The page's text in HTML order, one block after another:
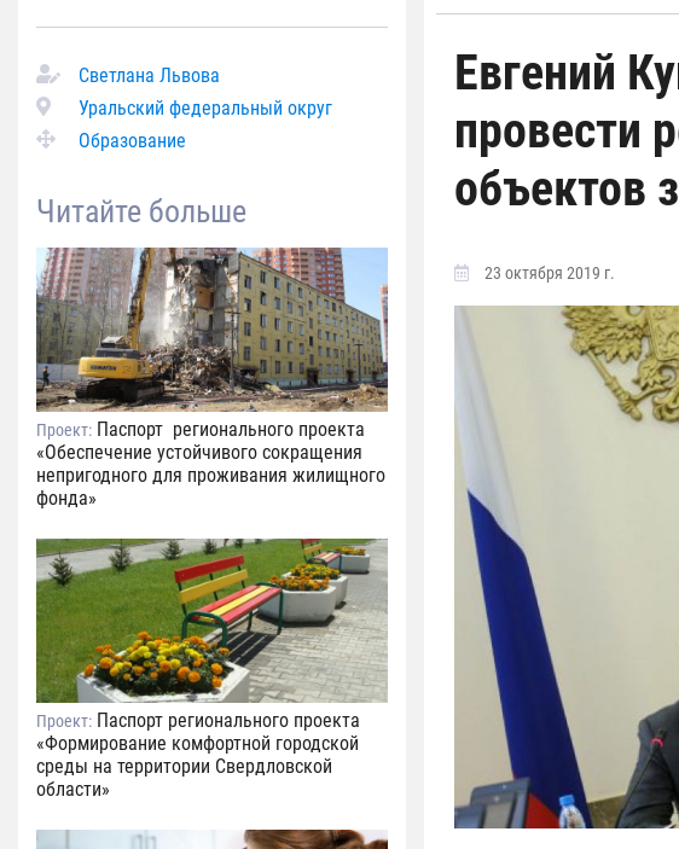
Светлана Львова
Уральский федеральный округ
Образование
Читайте больше
Проект: Паспорт регионального проекта
«Обеспечение устойчивого сокращения
непригодного для проживания жилищного
фонда»
Проект: Паспорт регионального проекта
«Формирование комфортной городской
среды на территории Свердловской
области»
Евгений
провести
объектов
23 октября 2019 г.